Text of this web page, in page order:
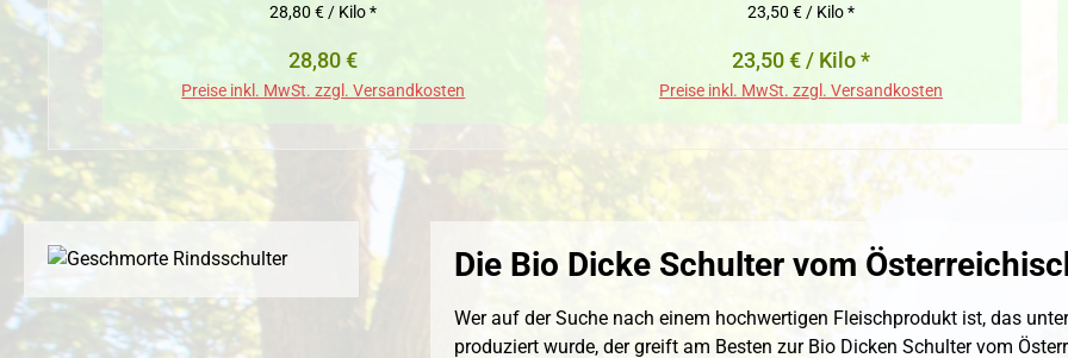
28,80 € / Kilo *
Regulärer Preis:
28,80 €
Preise inkl. MwSt. zzgl. Versandkosten
23,50 € / Kilo *
23,50 € / Kilo *
Preise inkl. MwSt. zzgl. Versandkosten
Die Bio Dicke Schulter vom
Wer auf der Suche nach einem hochwertigen Fleischprodukt ist, das
produziert wurde, der greift am Besten zur Bio Dicken Schulter vom